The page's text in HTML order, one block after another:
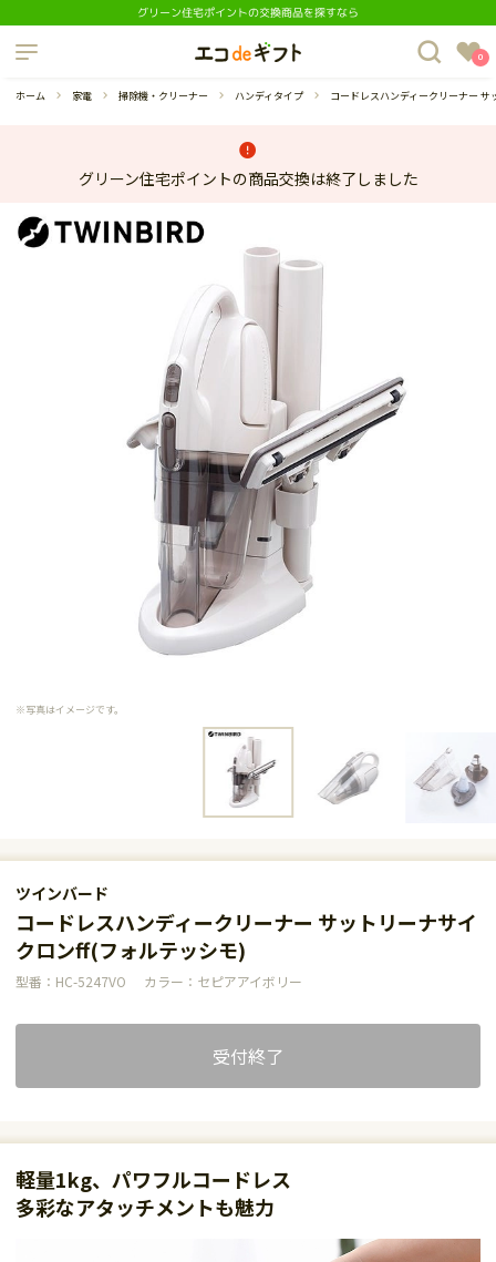
グリーン住宅ポイントの交換商品を探すなら
制度について
よくあるご質問 0
ダイニングセット
ホーム 家電 掃除機・クリーナー ハンディタイプ コードレスハンディークリーナー
グリーン住宅ポイントの商品交換は終了しました
※写真はイメージです。
ツインバード
コードレスハンディークリーナー サットリーナサイ
クロンff(フォルテッシモ)
型番：HC-5247VO カラー：セピアアイボリー
受付終了
軽量1kg、パワフルコードレス
多彩なアタッチメントも魅力